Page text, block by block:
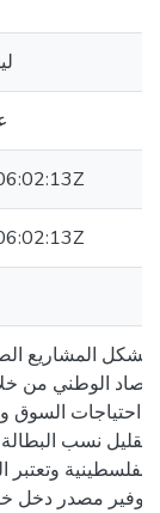
تشكل المشاريع
الوطني من
احتياجات السوق
نسب البطالة
الفلسطينية
مصدر دخل